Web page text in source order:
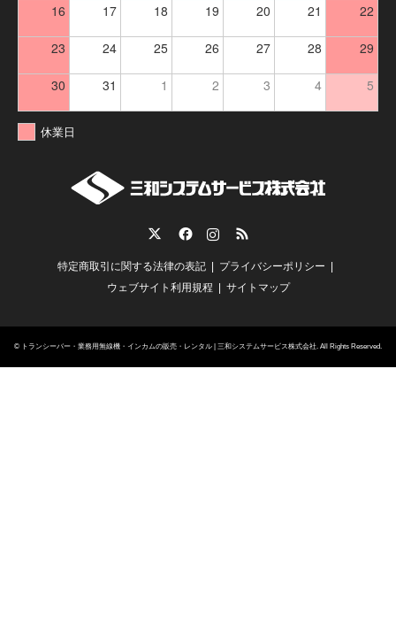
16 17 18 19 20 21 22
23 24 25 26 27 28 29
30 31 1 2 3 4 5
休業日
RSS
特定商取引に関する法律の表記
プライバシーポリシー
ウェブサイト利用規程
サイトマップ
© トランシーバー・業務用無線機・インカムの販売・レンタル | 三和システムサービス株式会社. All Rights Reserved.